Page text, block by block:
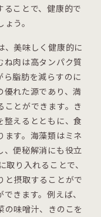
ことで、健康的で
う。
、美味しく健康的に
ね肉は高タンパク質
ら脂肪を減らすのに
優れた源であり、満
ことができます。き
整えるとともに、食
ます。海藻類はミネ
、便秘解消にも役立
り入れることで、
と摂取することがで
きます。例えば、
の味噌汁、きのこを